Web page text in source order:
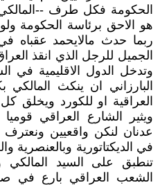
الحكومة فكل طرف --
هو الاحق برئاسة الحكومة ولو
ربما حدث مالايحمد عقباه
الجميل للرجل الذي انقذ
وتدخل الدول الاقليمية في
البارزاني ان ينكث المالكي
العراقية او للكورد ويخلق
ويثير الشارع العراقي
عدنان لنكن واقعيين
في الديكتاتورية وبالعنصرية
تنطبق على السيد
الشعب العراقي بارع في